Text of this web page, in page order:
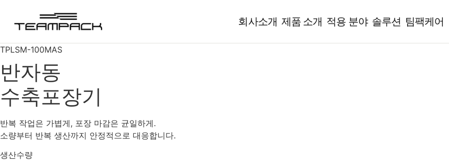
로
건
너
뛰
기
회사소개 제품 소개 적용 분야 솔루션 팀팩케어
TPLSM-100MAS
반자동
수축포장기
반복 작업은 가볍게, 포장 마감은 균일하게.
소량부터 반복 생산까지 안정적으로 대응합니다.
생산수량